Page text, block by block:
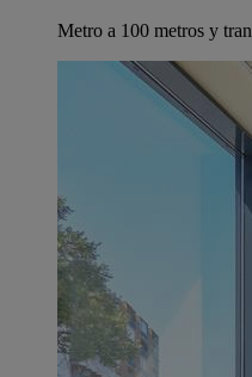
Metro a 100 metros y